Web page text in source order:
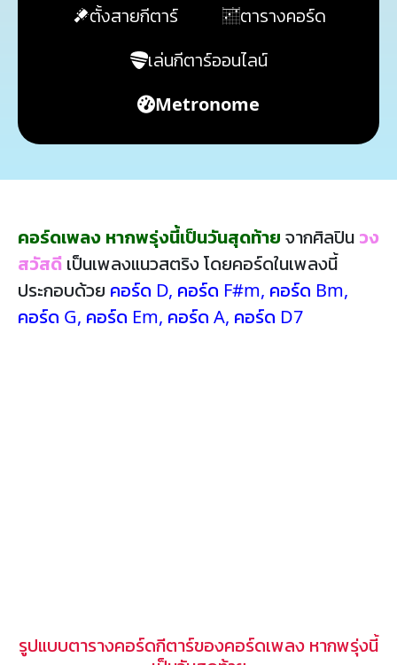
ตั้งสายกีตาร์
ตารางคอร์ด
เล่นกีตาร์ออนไลน์
Metronome
คอร์ดเพลง หากพรุ่งนี้เป็นวันสุดท้าย จากศิลปิน วง
สวัสดี เป็นเพลงแนวสตริง โดยคอร์ดในเพลงนี้
ประกอบด้วย คอร์ด D, คอร์ด F#m, คอร์ด Bm,
คอร์ด G, คอร์ด Em, คอร์ด A, คอร์ด D7
รูปแบบตารางคอร์ดกีตาร์ของคอร์ดเพลง หากพรุ่งนี้